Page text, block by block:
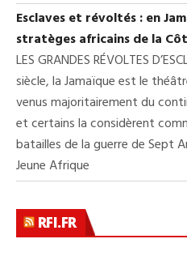
Esclaves et révoltés : en
stratèges africains de la
LES GRANDES RÉVOLTES
siècle, la Jamaïque est le
venus majoritairement du
et certains la considèrent
batailles de la guerre de Sept
Jeune Afrique
RFI.FR